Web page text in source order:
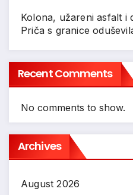
Kolona, užareni asfalt i
Priča s granice
Recent Comments
No comments to show.
Archives
August 2026